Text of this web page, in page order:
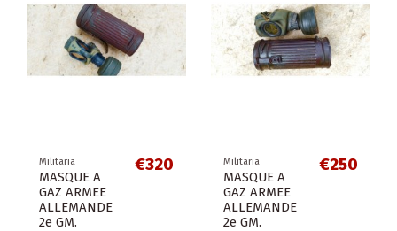
Militaria
MASQUE A
GAZ ARMEE
ALLEMANDE
2e GM.
€320 Militaria
MASQUE A
GAZ ARMEE
ALLEMANDE
2e GM.
€250